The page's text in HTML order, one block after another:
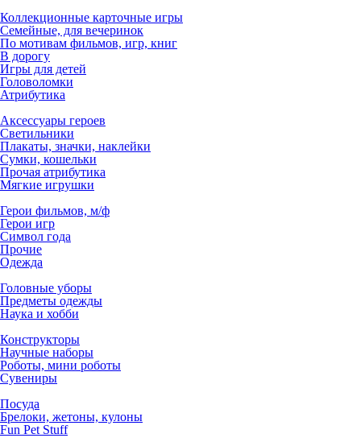
Коллекционные карточные игры
Семейные, для вечеринок
По мотивам фильмов, игр, книг
В дорогу
Игры для детей
Головоломки
Атрибутика
Аксессуары героев
Светильники
Плакаты, значки, наклейки
Сумки, кошельки
Прочая атрибутика
Мягкие игрушки
Герои фильмов, м/ф
Герои игр
Символ года
Прочие
Одежда
Головные уборы
Предметы одежды
Наука и хобби
Конструкторы
Научные наборы
Роботы, мини роботы
Сувениры
Посуда
Брелоки, жетоны, кулоны
Fun Pet Stuff